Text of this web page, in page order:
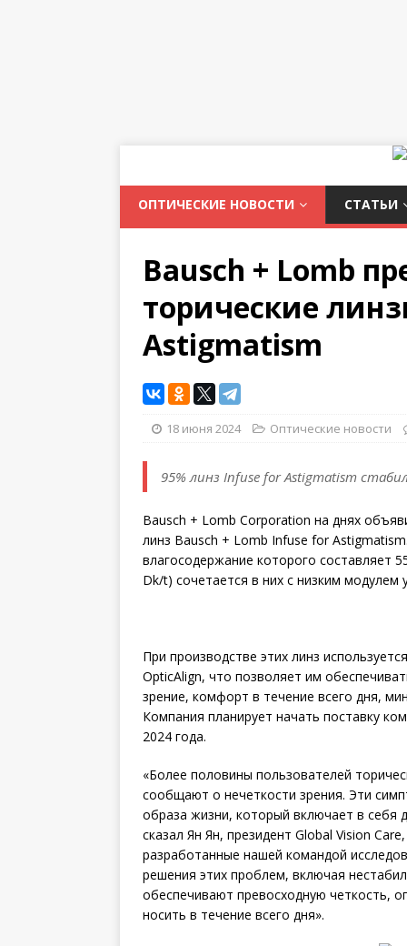
ОПТИЧЕСКИЕ НОВОСТИ СТАТЬИ
Bausch + Lomb
торические
Astigmatism
18 июня 2024 Оптические новости
95% линз Infuse for Astigmatism
Bausch + Lomb Corporation на днях
линз Bausch + Lomb Infuse for
влагосодержание которого составляет
Dk/t) сочетается в них с низким модулем
При производстве этих линз
OpticAlign, что позволяет им
зрение, комфорт в течение всего дня,
Компания планирует начать поставку
2024 года.
«Более половины пользователей
сообщают о нечеткости зрения. Эти
образа жизни, который включает в себя
сказал Ян Ян, президент Global Vision
разработанные нашей командой
решения этих проблем, включая
обеспечивают превосходную четкость,
носить в течение всего дня».